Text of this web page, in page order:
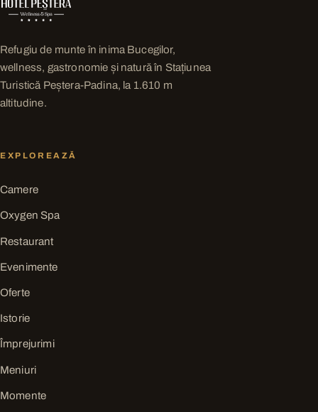
Refugiu de munte în inima Bucegilor,
wellness, gastronomie și natură în Stațiunea
Turistică Peștera-Padina, la 1.610 m
altitudine.
EXPLOREAZĂ
Camere
Oxygen Spa
Restaurant
Evenimente
Oferte
Istorie
Împrejurimi
Meniuri
Momente